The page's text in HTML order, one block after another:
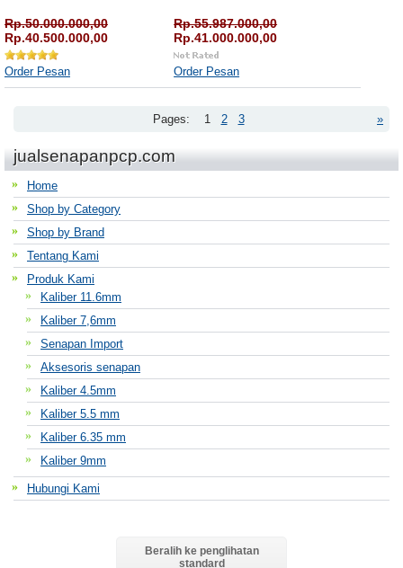
Rp.50.000.000,00
Rp.40.500.000,00
Order Pesan
Rp.55.987.000,00
Rp.41.000.000,00
Order Pesan
»
Pages: 1 2 3
jualsenapanpcp.com
Home
Shop by Category
Shop by Brand
Tentang Kami
Produk Kami
Kaliber 11.6mm
Kaliber 7,6mm
Senapan Import
Aksesoris senapan
Kaliber 4.5mm
Kaliber 5.5 mm
Kaliber 6.35 mm
Kaliber 9mm
Hubungi Kami
Beralih ke penglihatan
standard